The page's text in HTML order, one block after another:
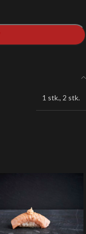
1 stk., 2 stk.